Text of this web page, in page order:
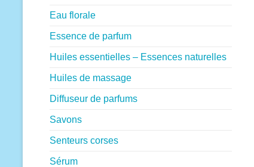
Eau florale
Essence de parfum
Huiles essentielles – Essences naturelles
Huiles de massage
Diffuseur de parfums
Savons
Senteurs corses
Sérum